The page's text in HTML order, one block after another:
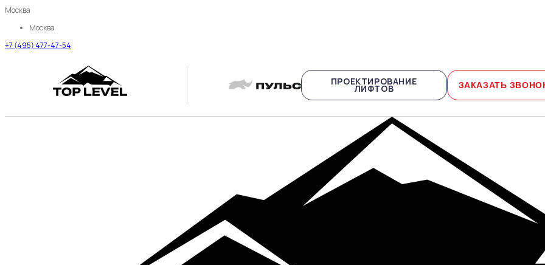
Москва
Москва
+7 (495) 477-47-54
ПРОЕКТИРОВАНИЕ
ЛИФТОВ ЗАКАЗАТЬ